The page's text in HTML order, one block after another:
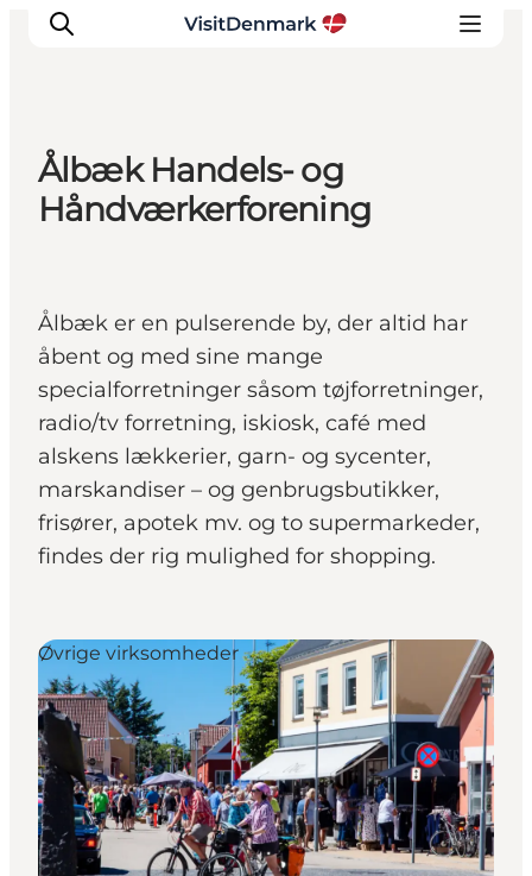
Inspiration
Planlæg ferien
Ålbæk Handels- og
Håndværkerforening
Ålbæk er en pulserende by, der altid har
åbent og med sine mange
specialforretninger såsom tøjforretninger,
radio/tv forretning, iskiosk, café med
alskens lækkerier, garn- og sycenter,
marskandiser – og genbrugsbutikker,
frisører, apotek mv. og to supermarkeder,
findes der rig mulighed for shopping.
Øvrige virksomheder